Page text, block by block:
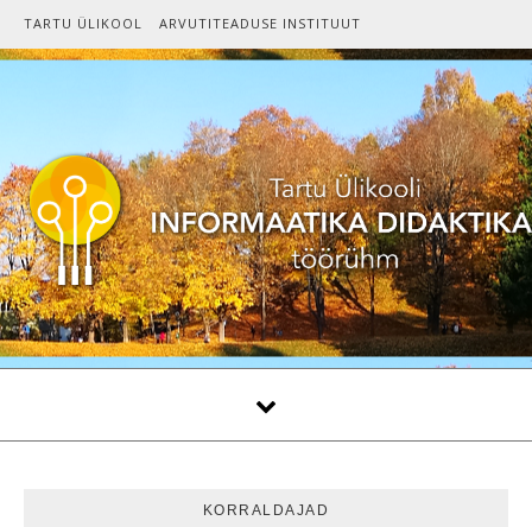
Skip to content
TARTU ÜLIKOOL ARVUTITEADUSE INSTITUUT
KORRALDAJAD